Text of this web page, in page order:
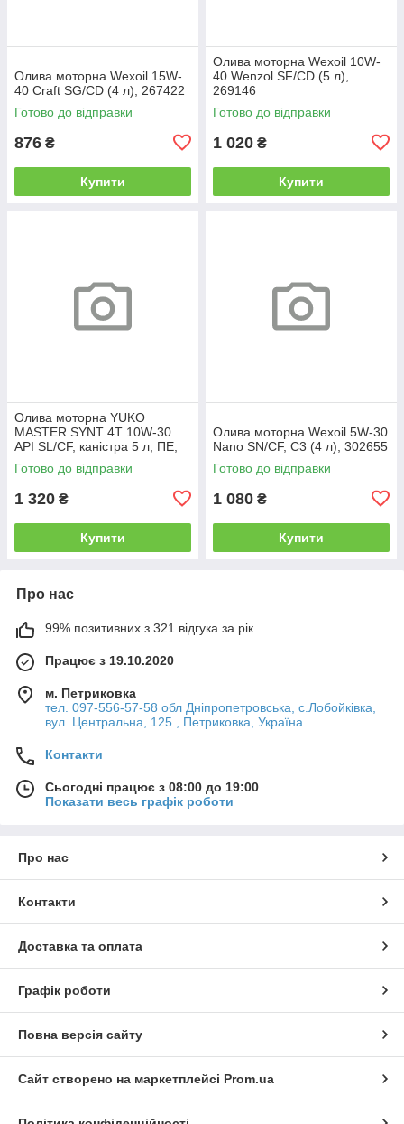
Олива моторна Wexoil 15W-
40 Craft SG/CD (4 л), 267422
Готово до відправки
876 ₴
Купити
Олива моторна Wexoil 10W-
40 Wenzol SF/CD (5 л),
269146
Готово до відправки
1 020 ₴
Купити
Олива моторна YUKO
MASTER SYNT 4T 10W-30
API SL/CF, каністра 5 л, ПЕ,
26706
Готово до відправки
1 320 ₴
Купити
Олива моторна Wexoil 5W-30
Nano SN/CF, C3 (4 л), 302655
Готово до відправки
1 080 ₴
Купити
Про нас
99% позитивних з 321 відгука за рік
Працює з 19.10.2020
м. Петриковка
тел. 097-556-57-58 обл Дніпропетровська, с.Лобойківка,
вул. Центральна, 125 , Петриковка, Україна
Контакти
Сьогодні працює з 08:00 до 19:00
Показати весь графік роботи
Про нас
Контакти
Доставка та оплата
Графік роботи
Повна версія сайту
Сайт створено на маркетплейсі Prom.ua